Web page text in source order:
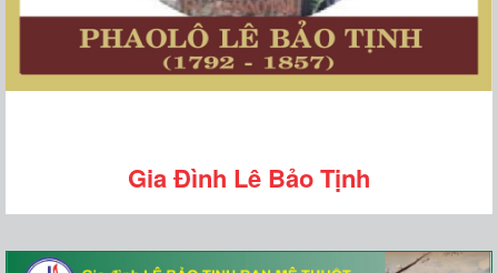
Gia Đình Lê Bảo Tịnh